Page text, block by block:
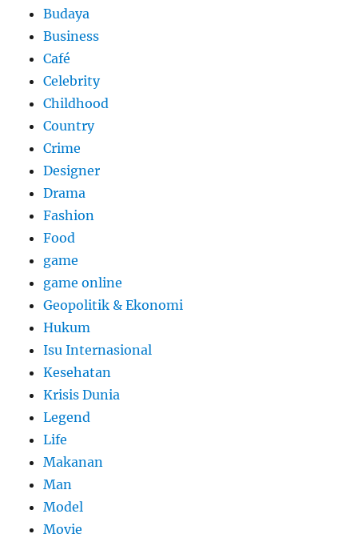
Budaya
Business
Café
Celebrity
Childhood
Country
Crime
Designer
Drama
Fashion
Food
game
game online
Geopolitik & Ekonomi
Hukum
Isu Internasional
Kesehatan
Krisis Dunia
Legend
Life
Makanan
Man
Model
Movie